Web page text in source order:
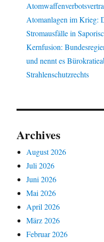
Atomanlagen im Krieg:
Stromausfälle in
Kernfusion:
und nennt es
Strahlenschutzrechts
Archives
August 2026
Juli 2026
Juni 2026
Mai 2026
April 2026
März 2026
Februar 2026